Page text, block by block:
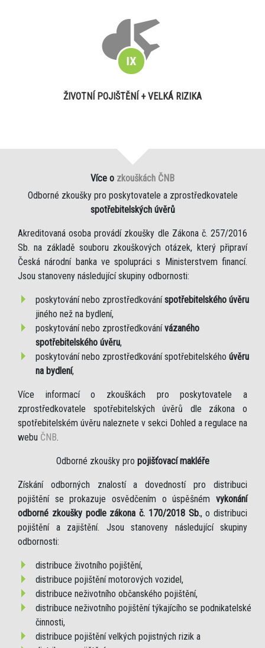
ŽIVOTNÍ POJIŠTĚNÍ + VELKÁ RIZIKA
Více o zkouškách ČNB
Odborné zkoušky pro poskytovatele a zprostředkovatele
spotřebitelských úvěrů
Akreditovaná osoba provádí zkoušky dle Zákona č. 257/2016
Sb. na základě souboru zkouškových otázek, který připraví
Česká národní banka ve spolupráci s Ministerstvem financí.
Jsou stanoveny následující skupiny odbornosti:
poskytování nebo zprostředkováníspotřebitelského úvěru
jiného než na bydlení,
poskytování nebo zprostředkovánívázaného
spotřebitelského úvěru,
poskytování nebo zprostředkování spotřebitelského úvěru
na bydlení,
Více informací o zkouškách pro poskytovatele a
zprostředkovatele spotřebitelských úvěrů dle zákona o
spotřebitelském úvěru naleznete v sekci Dohled a regulace na
webu ČNB.
Odborné zkoušky pro pojišťovací makléře
Získání odborných znalostí a dovedností pro distribuci
pojištění se prokazuje osvědčením o úspěšném vykonání
odborné zkoušky podle zákona č. 170/2018 Sb., o distribuci
pojištění a zajištění. Jsou stanoveny následující skupiny
odbornosti:
distribuce životního pojištění,
distribuce pojištění motorových vozidel,
distribuce neživotního občanského pojištění,
distribuce neživotního pojištění týkajícího se podnikatelské
činnosti,
distribuce pojištění velkých pojistných rizik a